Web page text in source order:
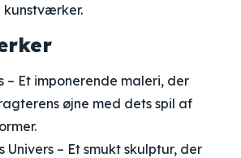
– Et imponerende maleri, der
øjne med dets spil af
Univers – Et smukt skulptur, der